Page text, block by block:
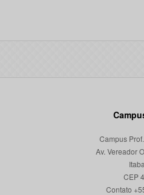
Campus
Av. Vereador
CEP